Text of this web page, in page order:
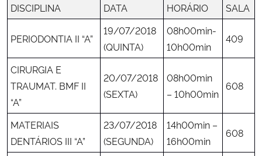
DISCIPLINA DATA HORÁRIO SALA
PERIODONTIA II “A”
19/07/2018
(QUINTA)
08h00min-
10h00min
409
CIRURGIA E
TRAUMAT. BMF II
“A”
20/07/2018
(SEXTA)
08h00min
– 10h00min
608
MATERIAIS
DENTÁRIOS III “A”
23/07/2018
(SEGUNDA)
14h00min –
16h00min
608